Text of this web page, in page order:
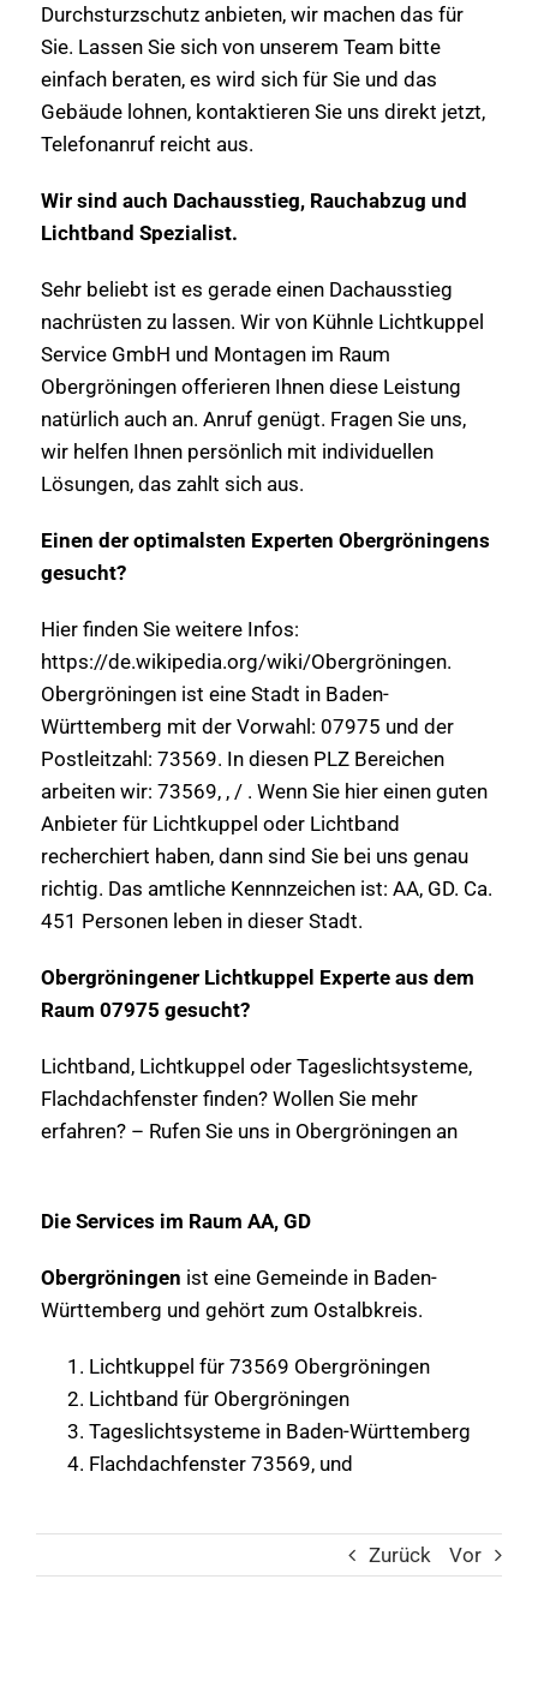
Durchsturzschutz anbieten, wir machen das für
Sie. Lassen Sie sich von unserem Team bitte
einfach beraten, es wird sich für Sie und das
Gebäude lohnen, kontaktieren Sie uns direkt jetzt,
Telefonanruf reicht aus.
Wir sind auch Dachausstieg, Rauchabzug und
Lichtband Spezialist.
Sehr beliebt ist es gerade einen Dachausstieg
nachrüsten zu lassen. Wir von Kühnle Lichtkuppel
Service GmbH und Montagen im Raum
Obergröningen offerieren Ihnen diese Leistung
natürlich auch an. Anruf genügt. Fragen Sie uns,
wir helfen Ihnen persönlich mit individuellen
Lösungen, das zahlt sich aus.
Einen der optimalsten Experten Obergröningens
gesucht?
Hier finden Sie weitere Infos:
https://de.wikipedia.org/wiki/Obergröningen.
Obergröningen ist eine Stadt in Baden-
Württemberg mit der Vorwahl: 07975 und der
Postleitzahl: 73569. In diesen PLZ Bereichen
arbeiten wir: 73569, , / . Wenn Sie hier einen guten
Anbieter für Lichtkuppel oder Lichtband
recherchiert haben, dann sind Sie bei uns genau
richtig. Das amtliche Kennnzeichen ist: AA, GD. Ca.
451 Personen leben in dieser Stadt.
Obergröningener Lichtkuppel Experte aus dem
Raum 07975 gesucht?
Lichtband, Lichtkuppel oder Tageslichtsysteme,
Flachdachfenster finden? Wollen Sie mehr
erfahren? – Rufen Sie uns in Obergröningen an
Die Services im Raum AA, GD
Obergröningen ist eine Gemeinde in Baden-
Württemberg und gehört zum Ostalbkreis.
Lichtkuppel für 73569 Obergröningen
Lichtband für Obergröningen
Tageslichtsysteme in Baden-Württemberg
Flachdachfenster 73569, und
Zurück Vor